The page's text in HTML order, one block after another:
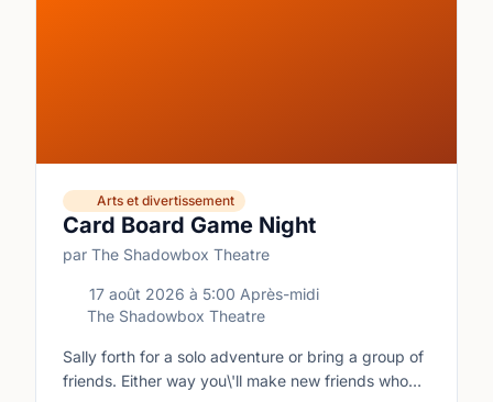
Card Board Game Night
par The Shadowbox Theatre
Arts et divertissement
17 août 2026 à 5:00 Après-midi
The Shadowbox Theatre
Sally forth for a solo adventure or bring a group of
friends. Either way you\'ll make new friends who